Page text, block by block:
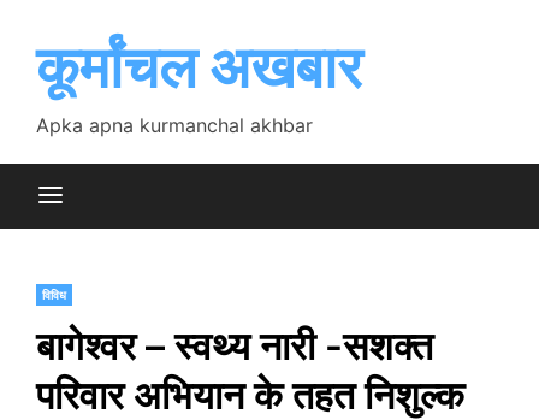
contentकूर्मांचल अखबार
Apka apna kurmanchal akhbar
विविध
बागेश्वर – स्वथ्य नारी -सशक्त
परिवार अभियान के तहत निशुल्क